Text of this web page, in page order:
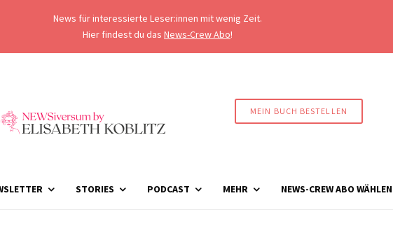
News für interessierte Leser:innen mit wenig Zeit.
Hier findest du das News-Crew Abo!
MEIN BUCH BESTELLEN
STORIES PODCAST MEHR NEWS-CREW ABO WÄHLEN